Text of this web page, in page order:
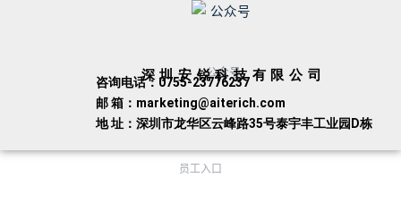
公众号
深圳安锐科技有限公司
咨询电话：0755-23776237
邮 箱：marketing@aiterich.com
地 址：深圳市龙华区云峰路35号泰宇丰工业园D栋
员工入口